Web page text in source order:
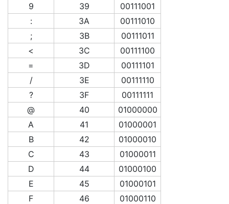
9
39
00111001
:
3A
00111010
;
3B
00111011
<
3C
00111100
=
3D
00111101
/
3E
00111110
?
3F
00111111
@
40
01000000
A
41
01000001
B
42
01000010
C
43
01000011
D
44
01000100
E
45
01000101
F
46
01000110